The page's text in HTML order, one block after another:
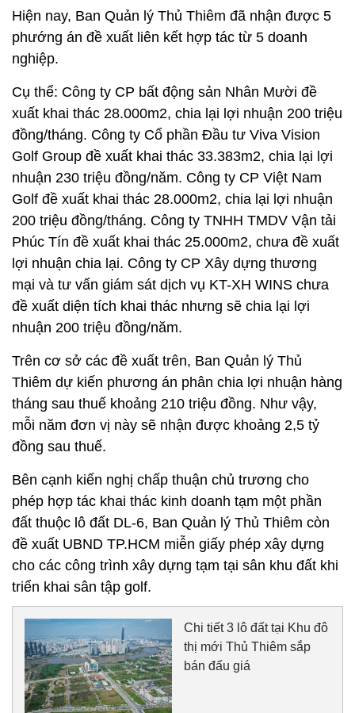
Hiện nay, Ban Quản lý Thủ Thiêm đã nhận được 5
phướng án đề xuất liên kết hợp tác từ 5 doanh
nghiệp.
Cụ thể: Công ty CP bất động sản Nhân Mười đề
xuất khai thác 28.000m2, chia lại lợi nhuận 200 triệu
đồng/tháng. Công ty Cổ phần Đầu tư Viva Vision
Golf Group đề xuất khai thác 33.383m2, chia lại lợi
nhuận 230 triệu đồng/năm. Công ty CP Việt Nam
Golf đề xuất khai thác 28.000m2, chia lại lợi nhuận
200 triệu đồng/tháng. Công ty TNHH TMDV Vận tải
Phúc Tín đề xuất khai thác 25.000m2, chưa đề xuất
lợi nhuận chia lại. Công ty CP Xây dựng thương
mại và tư vấn giám sát dịch vụ KT-XH WINS chưa
đề xuất diện tích khai thác nhưng sẽ chia lại lợi
nhuận 200 triệu đồng/năm.
Trên cơ sở các đề xuất trên, Ban Quản lý Thủ
Thiêm dự kiến phương án phân chia lợi nhuận hàng
tháng sau thuế khoảng 210 triệu đồng. Như vậy,
mỗi năm đơn vị này sẽ nhận được khoảng 2,5 tỷ
đồng sau thuế.
Bên cạnh kiến nghị chấp thuận chủ trương cho
phép hợp tác khai thác kinh doanh tạm một phần
đất thuộc lô đất DL-6, Ban Quản lý Thủ Thiêm còn
đề xuất UBND TP.HCM miễn giấy phép xây dựng
cho các công trình xây dựng tạm tại sân khu đất khi
triển khai sân tập golf.
Chi tiết 3 lô đất tại Khu đô
thị mới Thủ Thiêm sắp
bán đấu giá